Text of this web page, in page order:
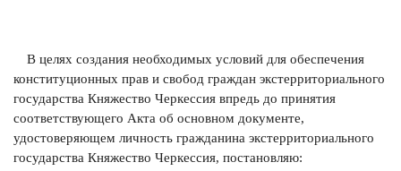
В целях создания необходимых условий для обеспечения
конституционных прав и свобод граждан экстерриториального
государства Княжество Черкессия впредь до принятия
соответствующего Акта об основном документе,
удостоверяющем личность гражданина экстерриториального
государства Княжество Черкессия, постановляю: